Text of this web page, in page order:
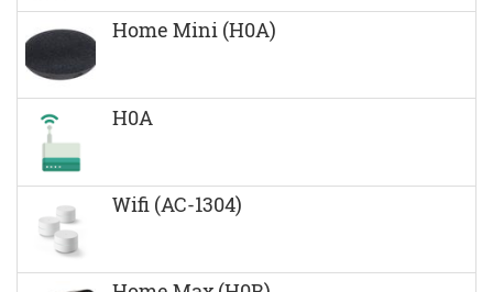
Home Mini (H0A)
H0A
Wifi (AC-1304)